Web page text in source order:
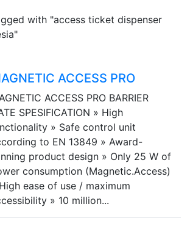
with "access ticket dispenser
ACCESS PRO
ACCESS PRO BARRIER
SPESIFICATION » High
» Safe control unit
to EN 13849 » Award-
product design » Only 25 W of
consumption (Magnetic.Access)
ease of use / maximum
» 10 million...